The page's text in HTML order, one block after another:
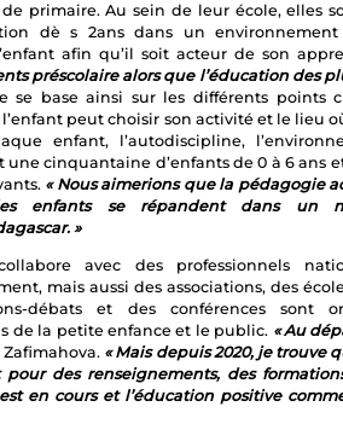
primaire. Au sein de leur école, elles
dè s 2ans dans un
afin qu’il soit acteur de son
préscolaire alors que l’éducation des
se base ainsi sur les différents points
peut choisir son activité et le lieu
enfant, l’autodiscipline,
une cinquantaine d’enfants de 0 à 6 ans
« Nous aimerions que la pédagogie
enfants se répandent dans un
»
avec des professionnels
mais aussi des associations, des
débats et des conférences sont
de la petite enfance et le public. « Au
Zafimahova. « Mais depuis 2020, je trouve
des renseignements, des
en cours et l’éducation positive